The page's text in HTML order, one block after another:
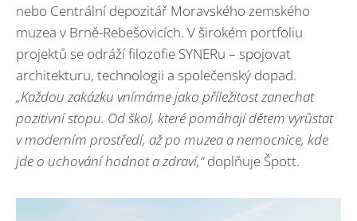
nebo Centrální depozitář Moravského zemského
muzea v Brně-Rebešovicích. V širokém portfoliu
projektů se odráží filozofie SYNERu – spojovat
architekturu, technologii a společenský dopad.
„Každou zakázku vnímáme jako příležitost zanechat
pozitivní stopu. Od škol, které pomáhají dětem vyrůstat
v moderním prostředí, až po muzea a nemocnice, kde
jde o uchování hodnot a zdraví,“doplňuje Špott.